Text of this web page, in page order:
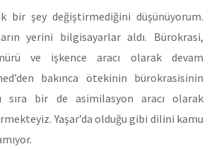
bir şey değiştirmediğini düşünüyorum.
yerini bilgisayarlar aldı. Bürokrasi,
ve işkence aracı olarak devam
bakınca ötekinin bürokrasisinin
sıra bir de asimilasyon aracı olarak
Yaşar’da olduğu gibi dilini kamu